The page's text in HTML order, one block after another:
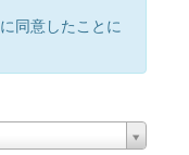
に同意したことに